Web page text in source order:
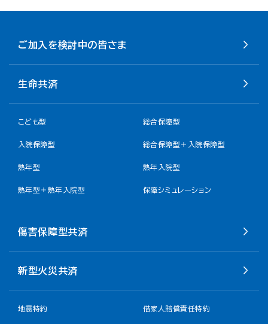
ご加入を検討中の皆さま
生命共済
こども型 総合保障型
入院保障型 総合保障型＋入院保障型
熟年型 熟年入院型
熟年型＋熟年入院型 保障シミュレーション
傷害保障型共済
新型火災共済
地震特約 借家人賠償責任特約